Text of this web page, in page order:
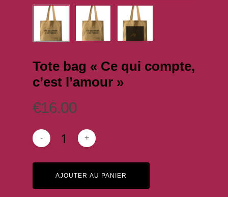
Tote bag « Ce qui compte,
c’est l’amour »
€16.00
AJOUTER AU PANIER